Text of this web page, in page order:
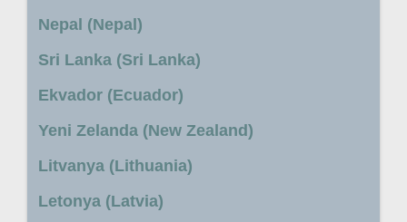
Nepal (Nepal)
Sri Lanka (Sri Lanka)
Ekvador (Ecuador)
Yeni Zelanda (New Zealand)
Litvanya (Lithuania)
Letonya (Latvia)